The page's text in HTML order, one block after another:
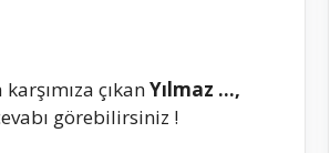
çıkanYılmaz …,
görebilirsiniz !